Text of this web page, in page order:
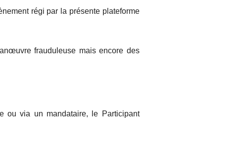
régi par la présente plateforme
frauduleuse mais encore des
ou via un mandataire, le Participant